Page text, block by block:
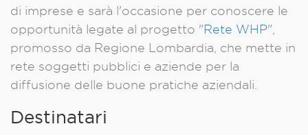
di imprese e sarà l'occasione per conoscere le
opportunità legate al progetto "Rete WHP",
promosso da Regione Lombardia, che mette in
rete soggetti pubblici e aziende per la
diffusione delle buone pratiche aziendali.
Destinatari